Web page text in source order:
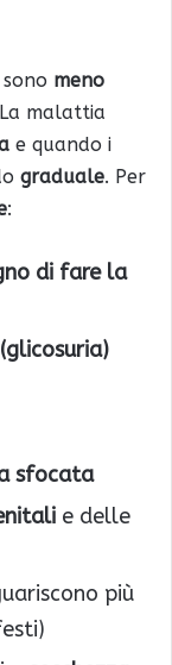
meno
malattia
e quando i
graduale. Per
:
di fare la
sfocata
e delle
più